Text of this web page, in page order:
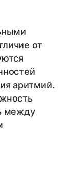
от
аритмий.
между